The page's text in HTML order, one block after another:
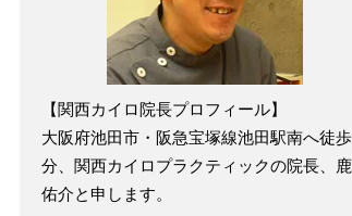
【関西カイロ院長プロフィール】
大阪府池田市・阪急宝塚線池田駅南へ徒歩
分、関西カイロプラクティックの院長、
佑介と申します。